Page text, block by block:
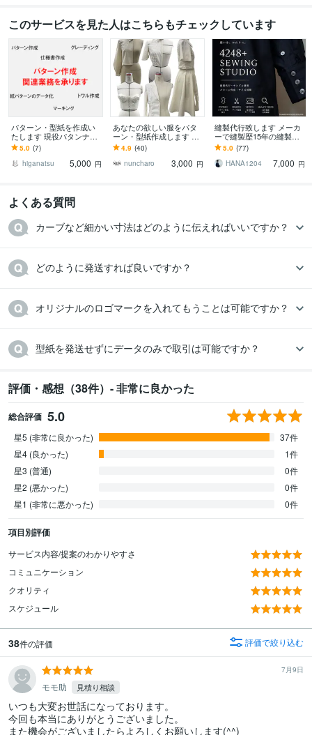
このサービスを見た人はこちらもチェックしています
パターン・型紙を作成い
たします 現役パタンナー
のスキルを提供します
5.0 (7)
higanatsu
5,000 円
あなたの欲しい服をパタ
ーン・型紙作成します オ
リジナルのデザインを形
にしちゃいます
4.9 (40)
nuncharo
3,000 円
縫製代行致します メーカ
ーで縫製歴15年の縫製士
が縫製のお手伝いをいた
します
5.0 (77)
HANA1204
7,000 円
よくある質問
カーブなど細かい寸法はどのように伝えればいいですか？
どのように発送すれば良いですか？
オリジナルのロゴマークを入れてもうことは可能ですか？
型紙を発送せずにデータのみで取引は可能ですか？
評価・感想（38件）- 非常に良かった
総合評価 5.0
星5 (非常に良かった)
37件
星4 (良かった)
1件
星3 (普通)
0件
星2 (悪かった)
0件
星1 (非常に悪かった)
0件
項目別評価
サービス内容/提案のわかりやすさ
コミュニケーション
クオリティ
スケジュール
38件の評価 評価で絞り込む
7月9日
モモ助 見積り相談
いつも大変お世話になっております。
今回も本当にありがとうございました。
また機会がございましたらよろしくお願いします(^^)